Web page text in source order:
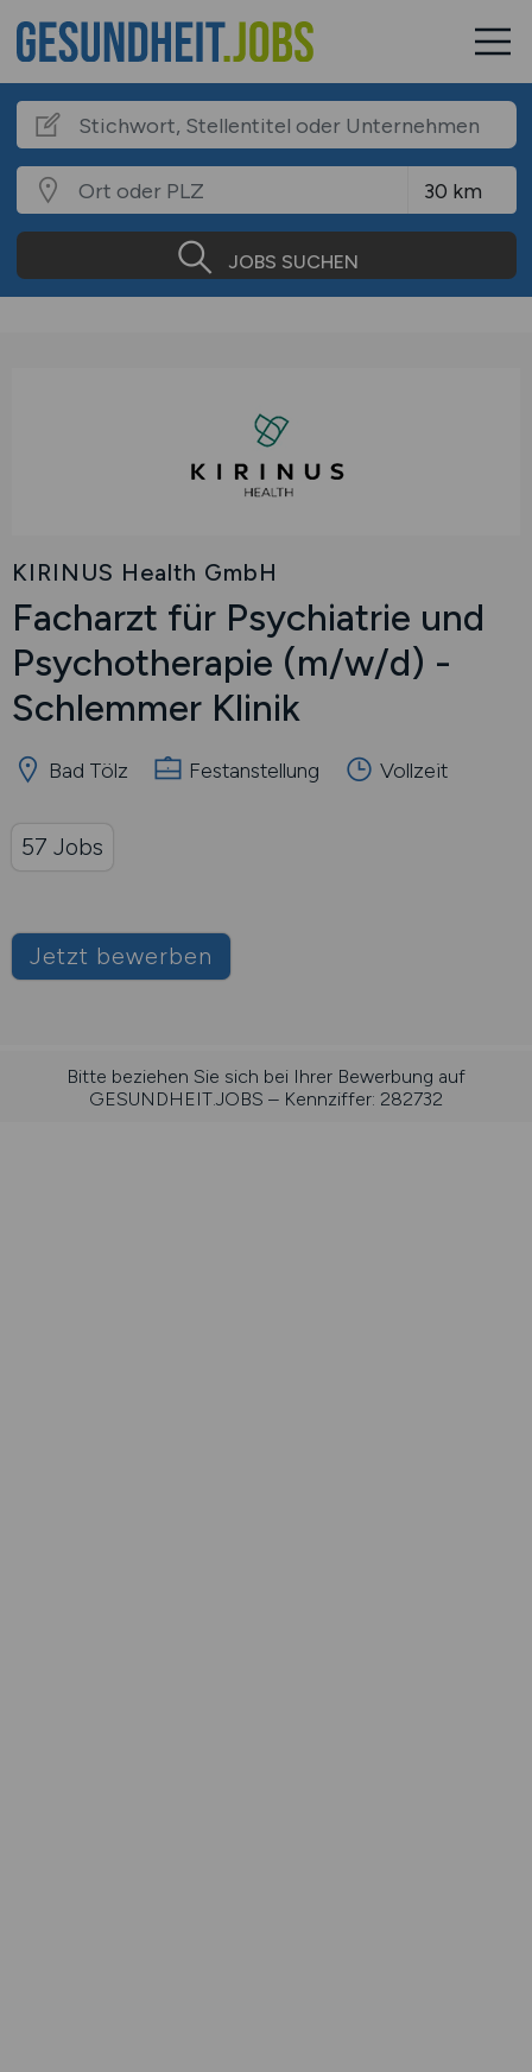
JOBS SUCHEN
KIRINUS Health GmbH
Facharzt für Psychiatrie und
Psychotherapie (m/w/d) -
Schlemmer Klinik
Bad Tölz Festanstellung Vollzeit
Jetzt bewerben
57 Jobs
Bitte beziehen Sie sich bei Ihrer Bewerbung auf
GESUNDHEIT.JOBS – Kennziffer: 282732